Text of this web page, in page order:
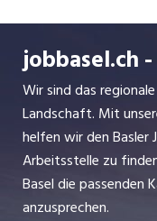
jobbasel.ch
Wir sind das
Landschaft. Mit
helfen wir den Basler
Arbeitsstelle zu
Basel die passenden
anzusprechen.